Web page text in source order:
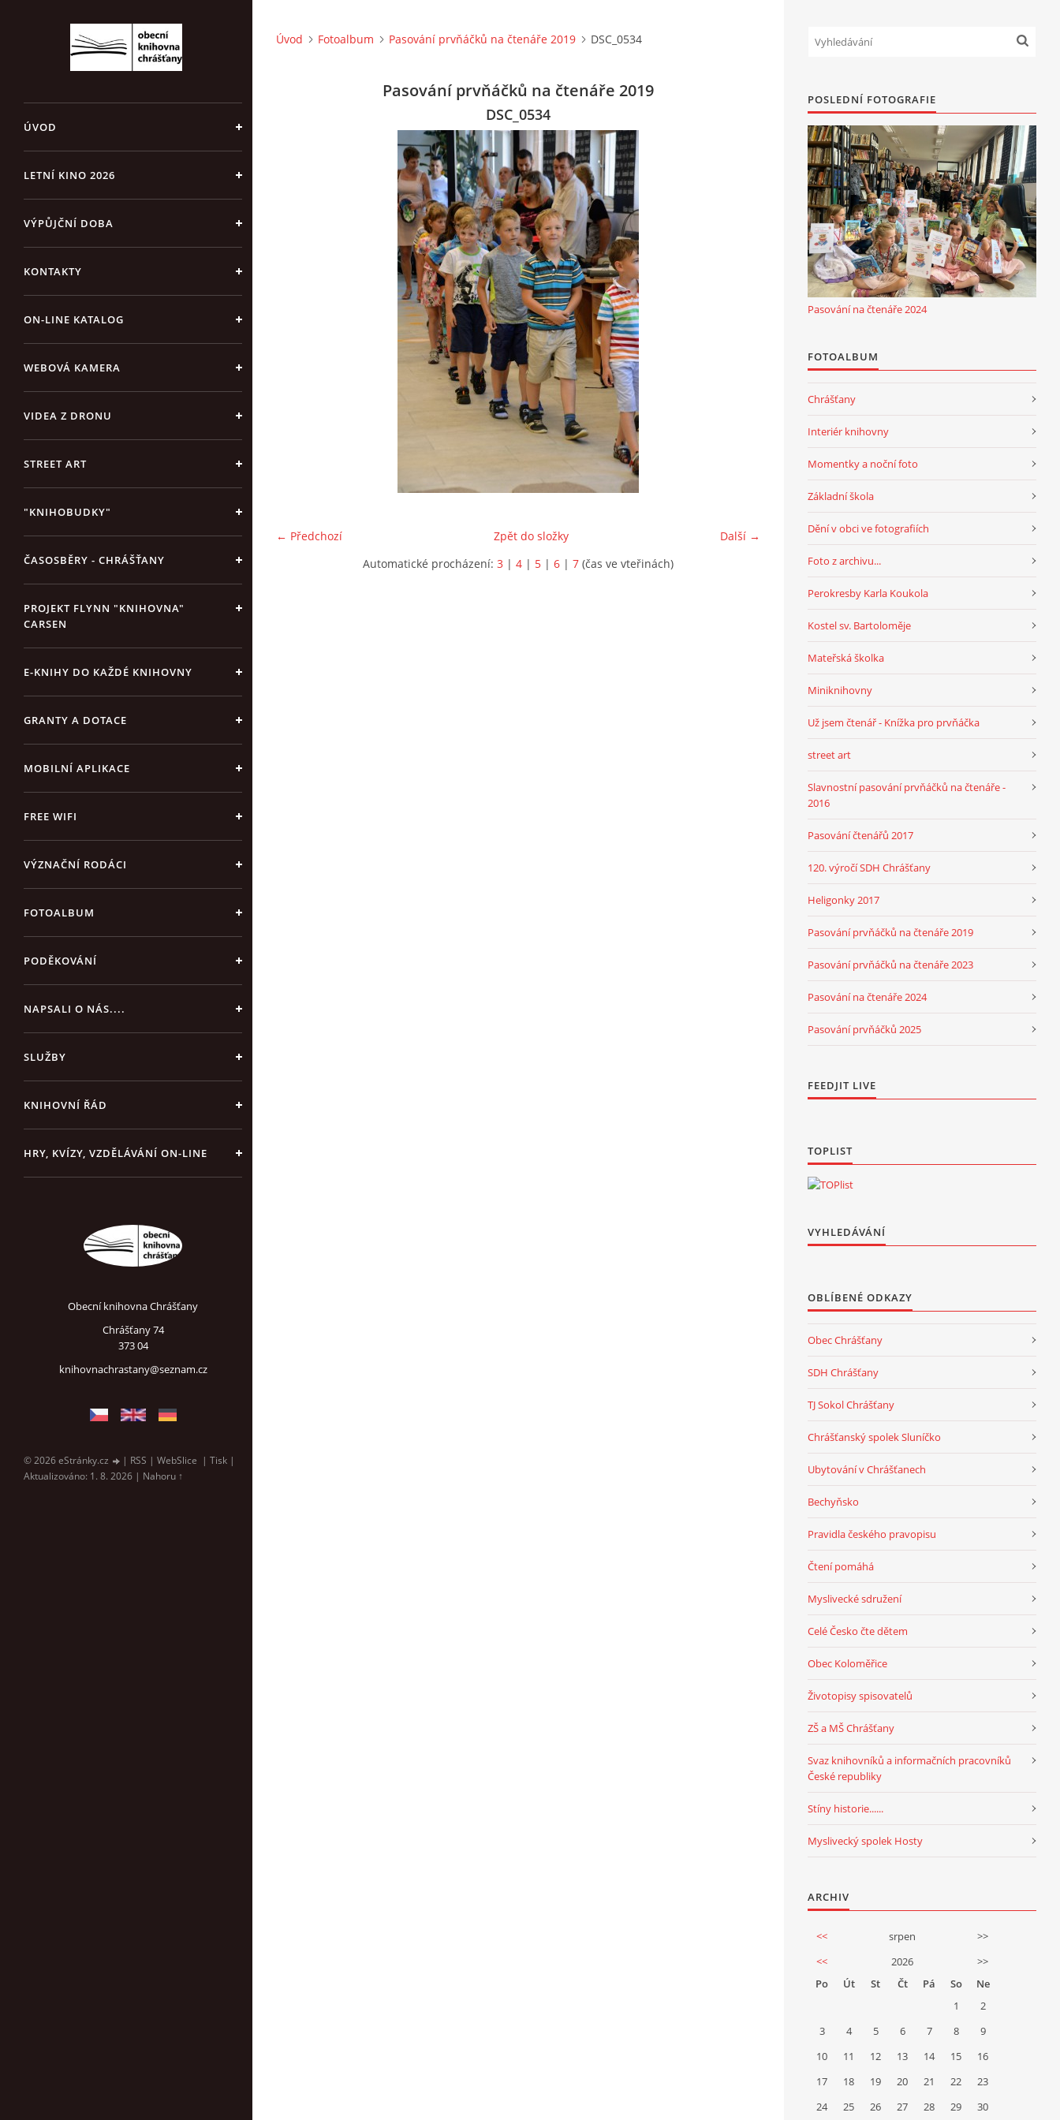
ÚVOD
LETNÍ KINO 2026
VÝPŮJČNÍ DOBA
KONTAKTY
ON-LINE KATALOG
WEBOVÁ KAMERA
VIDEA Z DRONU
STREET ART
"KNIHOBUDKY"
ČASOSBĚRY - CHRÁŠŤANY
PROJEKT FLYNN "KNIHOVNA"
CARSEN
E-KNIHY DO KAŽDÉ KNIHOVNY
GRANTY A DOTACE
MOBILNÍ APLIKACE
FREE WIFI
VÝZNAČNÍ RODÁCI
FOTOALBUM
PODĚKOVÁNÍ
NAPSALI O NÁS....
SLUŽBY
KNIHOVNÍ ŘÁD
HRY, KVÍZY, VZDĚLÁVÁNÍ ON-LINE
Obecní knihovna Chrášťany
Chrášťany 74
373 04
knihovnachrastany@seznam.cz
© 2026 eStránky.cz | RSS | WebSlice | Tisk |
Aktualizováno: 1. 8. 2026 | Nahoru ↑
Úvod Fotoalbum Pasování prvňáčků na čtenáře 2019 DSC_0534
Pasování prvňáčků na čtenáře 2019
DSC_0534
← Předchozí Další →
Zpět do složky
Automatické procházení: 3 | 4 | 5 | 6 | 7 (čas ve vteřinách)
POSLEDNÍ FOTOGRAFIE
Pasování na čtenáře 2024
FOTOALBUM
Chrášťany
Interiér knihovny
Momentky a noční foto
Základní škola
Dění v obci ve fotografiích
Foto z archivu...
Perokresby Karla Koukola
Kostel sv. Bartoloměje
Mateřská školka
Miniknihovny
Už jsem čtenář - Knížka pro prvňáčka
street art
Slavnostní pasování prvňáčků na čtenáře -
2016
Pasování čtenářů 2017
120. výročí SDH Chrášťany
Heligonky 2017
Pasování prvňáčků na čtenáře 2019
Pasování prvňáčků na čtenáře 2023
Pasování na čtenáře 2024
Pasování prvňáčků 2025
FEEDJIT LIVE
TOPLIST
VYHLEDÁVÁNÍ
OBLÍBENÉ ODKAZY
Obec Chrášťany
SDH Chrášťany
TJ Sokol Chrášťany
Chrášťanský spolek Sluníčko
Ubytování v Chrášťanech
Bechyňsko
Pravidla českého pravopisu
Čtení pomáhá
Myslivecké sdružení
Celé Česko čte dětem
Obec Koloměřice
Životopisy spisovatelů
ZŠ a MŠ Chrášťany
Svaz knihovníků a informačních pracovníků
České republiky
Stíny historie......
Myslivecký spolek Hosty
ARCHIV
<< srpen
>>
<<
2026
>>
Po
Út St Čt Pá So
Ne
1
2
3
4 5 6 7 8
9
10
11 12 13 14 15
16
17
18 19 20 21 22
23
24
25 26 27 28 29 30